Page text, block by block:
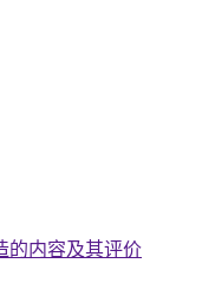
的内容及其评价